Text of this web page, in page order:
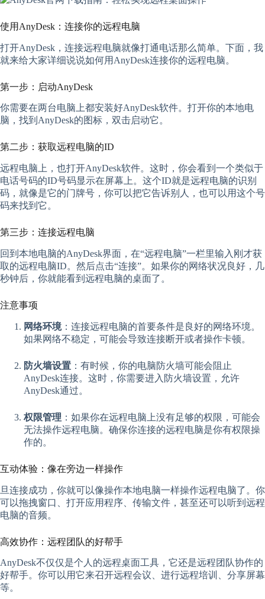
使用AnyDesk：连接你的远程电脑
打开AnyDesk，连接远程电脑就像打通电话那么简单。下面，我
就来给大家详细说说如何用AnyDesk连接你的远程电脑。
第一步：启动AnyDesk
你需要在两台电脑上都安装好AnyDesk软件。打开你的本地电
脑，找到AnyDesk的图标，双击启动它。
第二步：获取远程电脑的ID
远程电脑上，也打开AnyDesk软件。这时，你会看到一个类似于
电话号码的ID号码显示在屏幕上。这个ID就是远程电脑的识别
码，就像是它的门牌号，你可以把它告诉别人，也可以用这个号
码来找到它。
第三步：连接远程电脑
回到本地电脑的AnyDesk界面，在“远程电脑”一栏里输入刚才获
取的远程电脑ID。然后点击“连接”。如果你的网络状况良好，几
秒钟后，你就能看到远程电脑的桌面了。
注意事项
网络环境：连接远程电脑的首要条件是良好的网络环境。
如果网络不稳定，可能会导致连接断开或者操作卡顿。
防火墙设置 ：有时候，你的电脑防火墙可能会阻止
AnyDesk连接。这时，你需要进入防火墙设置，允许
AnyDesk通过。
权限管理 ：如果你在远程电脑上没有足够的权限，可能会
无法操作远程电脑。确保你连接的远程电脑是你有权限操
作的。
互动体验：像在旁边一样操作
旦连接成功，你就可以像操作本地电脑一样操作远程电脑了。你
可以拖拽窗口、打开应用程序、传输文件，甚至还可以听到远程
电脑的音频。
高效协作：远程团队的好帮手
AnyDesk不仅仅是个人的远程桌面工具，它还是远程团队协作的
好帮手。你可以用它来召开远程会议、进行远程培训、分享屏幕
等。